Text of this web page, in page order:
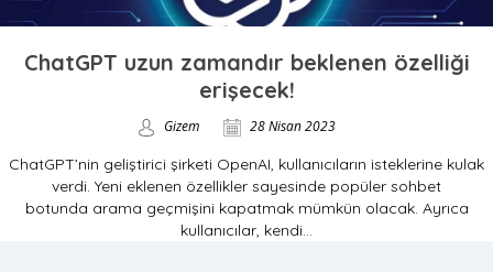
ChatGPT uzun zamandır beklenen özelliği
erişecek!
Gizem 28 Nisan 2023
ChatGPT’nin geliştirici şirketi OpenAI, kullanıcıların isteklerine kulak
verdi. Yeni eklenen özellikler sayesinde popüler sohbet
botunda arama geçmişini kapatmak mümkün olacak. Ayrıca
kullanıcılar, kendi...